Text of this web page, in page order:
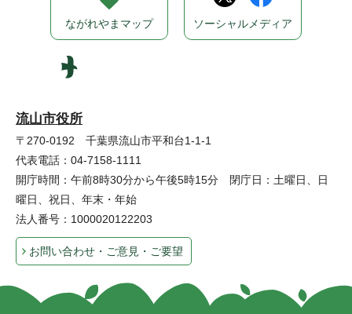
流山市役所
〒270-0192 千葉県流山市平和台1-1-1
代表電話：04-7158-1111
開庁時間：午前8時30分から午後5時15分 閉庁日：土曜日、日
曜日、祝日、年末・年始
法人番号：1000020122203
お問い合わせ・ご意見・ご要望
ながれやまマップ ソーシャルメディア